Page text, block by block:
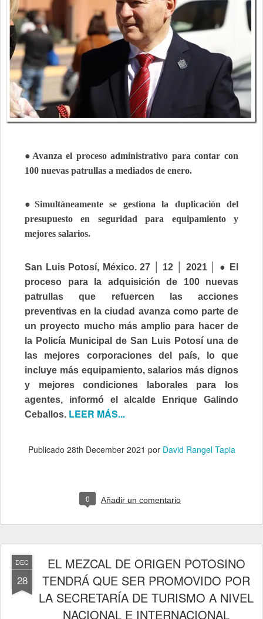
●Avanza el proceso administrativo para contar con
100 nuevas patrullas a mediados de enero.
●Simultáneamente se gestiona la duplicación del
presupuesto en seguridad para equipamiento y
mejores salarios.
San Luis Potosí, México. 27 │ 12 │ 2021 │ ● El
proceso para la adquisición de 100 nuevas
patrullas que refuercen las acciones
preventivas en la ciudad avanza como parte de
un proyecto mucho más amplio para hacer de
la Policía Municipal de San Luis Potosí una de
las mejores corporaciones del país, lo que
incluye más equipamiento, salarios más dignos
y mejores condiciones laborales para los
agentes, informó el alcalde Enrique Galindo
Ceballos. LEER MÁS...
Publicado 28th December 2021 por David Rangel Tapia
0 Añadir un comentario
DEC
28
EL MEZCAL DE ORIGEN POTOSINO
TENDRÁ QUE SER PROMOVIDO POR
LA SECRETARÍA DE TURISMO A NIVEL
NACIONAL E INTERNACIONAL